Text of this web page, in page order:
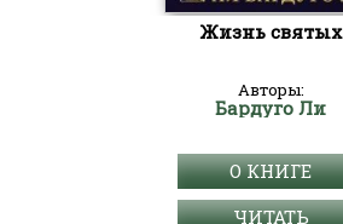
Жизнь святых
Авторы:
Бардуго Ли
О КНИГЕ
ЧИТАТЬ